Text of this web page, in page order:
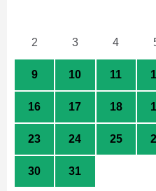
2 3 4
9 10 11
16 17 18
23 24 25
30 31